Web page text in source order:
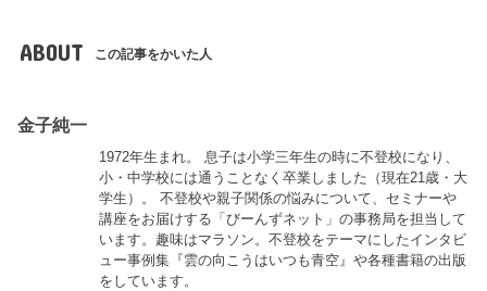
ABOUT この記事をかいた人
金子純一
1972年生まれ。 息子は小学三年生の時に不登校になり、
小・中学校には通うことなく卒業しました（現在21歳・大
学生）。 不登校や親子関係の悩みについて、セミナーや
講座をお届けする「びーんずネット」の事務局を担当して
います。趣味はマラソン。不登校をテーマにしたインタビ
ュー事例集『雲の向こうはいつも青空』や各種書籍の出版
をしています。